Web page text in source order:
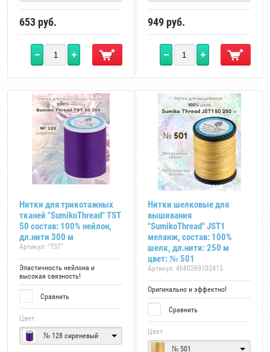
653 руб. 949 руб.
Нитки для трикотажных
тканей "SumikoThread" TST
50 состав: 100% нейлон,
дл.нити 300 м
Артикул: "TST"
Эластичность нейлона и
высокая связность!
Сравнить
Цвет
№ 128 сиреневый
Нитки шелковые для
вышивания
"SumikoThread" JST1
меланж, состав: 100%
шелк, дл.нити: 250 м
цвет: № 501
Артикул: 4680269102415
Оригинально и эффектно!
Сравнить
Цвет
№ 501